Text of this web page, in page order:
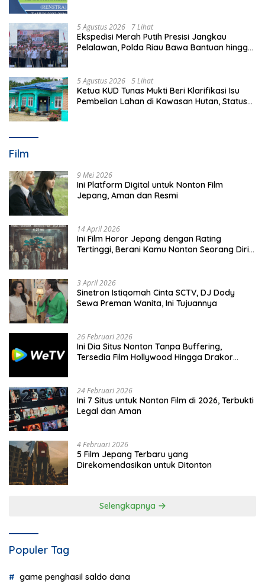
5 Agustus 2026 7 Lihat
Ekspedisi Merah Putih Presisi Jangkau
Pelalawan, Polda Riau Bawa Bantuan hingga
5 Agustus 2026 5 Lihat
Ketua KUD Tunas Mukti Beri Klarifikasi Isu
Pembelian Lahan di Kawasan Hutan, Status
Film
9 Mei 2026
Ini Platform Digital untuk Nonton Film
Jepang, Aman dan Resmi
14 April 2026
Ini Film Horor Jepang dengan Rating
Tertinggi, Berani Kamu Nonton Seorang Diri
3 April 2026
Sinetron Istiqomah Cinta SCTV, DJ Dody
Sewa Preman Wanita, Ini Tujuannya
26 Februari 2026
Ini Dia Situs Nonton Tanpa Buffering,
Tersedia Film Hollywood Hingga Drakor
24 Februari 2026
Ini 7 Situs untuk Nonton Film di 2026, Terbukti
Legal dan Aman
4 Februari 2026
5 Film Jepang Terbaru yang
Direkomendasikan untuk Ditonton
Selengkapnya
Populer Tag
game penghasil saldo dana